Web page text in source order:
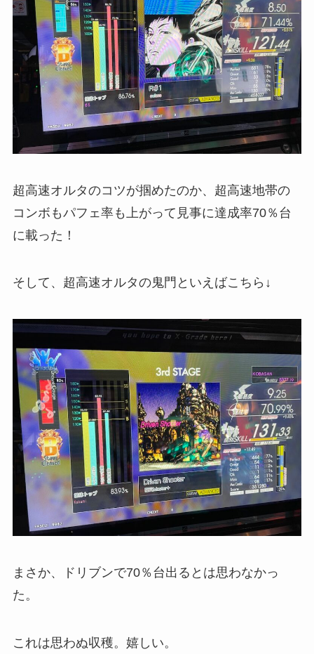
超高速オルタのコツが掴めたのか、超高速地帯の
コンボもパフェ率も上がって見事に達成率70％台
に載った！
そして、超高速オルタの鬼門といえばこちら↓
まさか、ドリブンで70％台出るとは思わなかっ
た。
これは思わぬ収穫。嬉しい。